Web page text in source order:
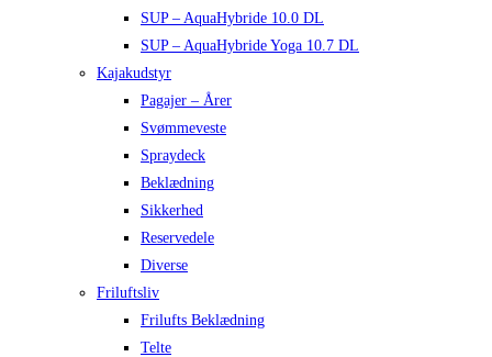
SUP – AquaHybride 10.0 DL
SUP – AquaHybride Yoga 10.7 DL
Kajakudstyr
Pagajer – Årer
Svømmeveste
Spraydeck
Beklædning
Sikkerhed
Reservedele
Diverse
Friluftsliv
Frilufts Beklædning
Telte